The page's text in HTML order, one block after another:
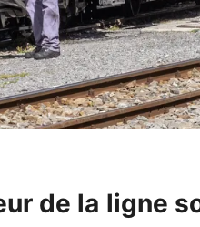
de la ligne